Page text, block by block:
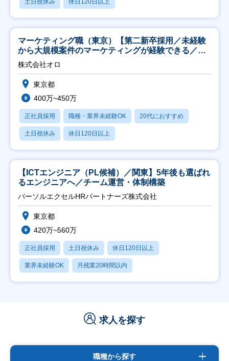
マーケティング職（東京）【第二新卒採用／未経験
から大規模案件のマーケティングが経験できる／研
修充実】
株式会社オロ
東京都
400万~450万
正社員採用 職種・業界未経験OK 20代におすすめ
土日祝休み 休日120日以上
【ICTエンジニア（PL候補）／関東】5年後も選ばれ
るエンジニアへ／チーム運営・体制構築
パーソルエクセルHRパートナーズ株式会社
東京都
420万~560万
正社員採用 土日祝休み 休日120日以上
業界未経験OK 月残業20時間以内
求人を探す
職種から探す